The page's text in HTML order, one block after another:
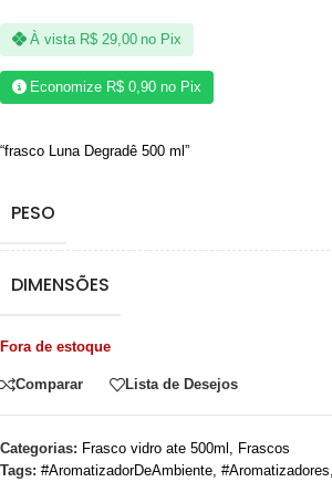
À vista R$29,00 no Pix
Economize R$ 0,90 no Pix
“frasco Luna Degradê 500 ml”
PESO
DIMENSÕES
Fora de estoque
Comparar Lista de Desejos
Categorias: Frasco vidro ate 500ml
Frascos
Tags: #AromatizadorDeAmbiente #Aromatizadores